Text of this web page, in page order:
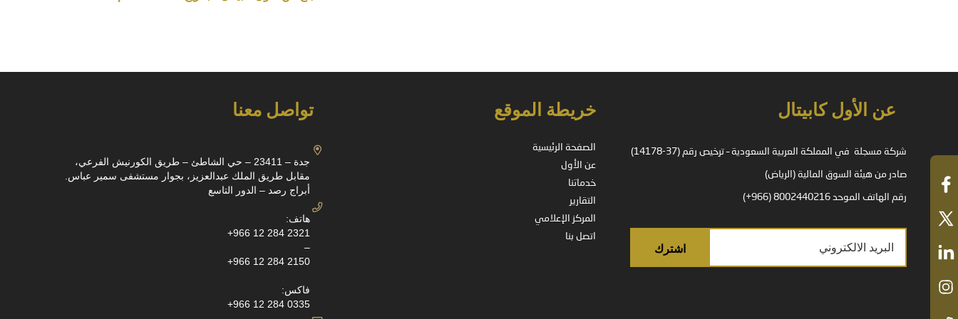
عن الأول كابيتال
شركة مسجلة في المملكة العربية السعودية – ترخيص رقم (37-14178)
صادر من هيئة السوق المالية (الرياض)
رقم الهاتف الموحد 8002440216 (966+)
خريطة الموقع
الصفحة الرئيسية
عن الأول
خدماتنا
التقارير
المركز الإعلامي
اتصل بنا
تواصل معنا
جدة – 23411 – حي الشاطئ – طريق الكورنيش الفرعي،
مقابل طريق الملك عبدالعزيز، بجوار مستشفى سمير عباس.
أبراج رصد – الدور التاسع
هاتف:
+966 12 284 2321
–
+966 12 284 2150
فاكس:
+966 12 284 0335